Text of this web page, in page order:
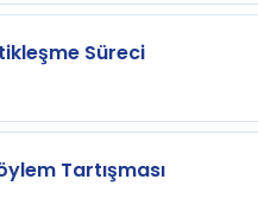
Süreci
Tartışması